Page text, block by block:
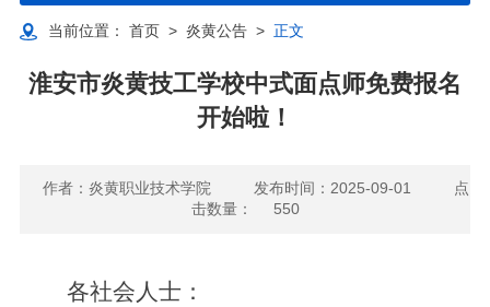
当前位置： 首页> 炎黄公告> 正文
淮安市炎黄技工学校中式面点师免费报名
开始啦！
作者：炎黄职业技术学院 发布时间：2025-09-01
点
击数量：
550
各社会人士：